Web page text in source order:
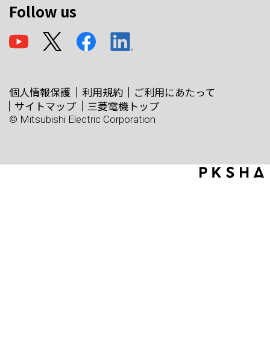
Follow us
個人情報保護 利用規約
ご利用にあたって
サイトマップ
三菱電機トップ
© Mitsubishi Electric Corporation